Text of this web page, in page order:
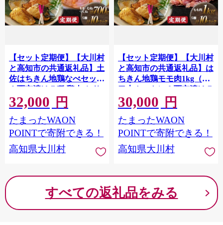
【セット定期便】【大川村
と高知市の共通返礼品】土
佐はちきん地鶏なべセット
＆西京漬け５種 鶏肉 とり
肉 肉 海鮮 魚介 真鯛 金目
鯛 鰤 鯖 銀鮭 海鮮 魚介 高
知県 大川村 F6R-115
32,000 円
たまったWAON
POINTで寄附できる！
高知県大川村
【セット定期便】【大川村
と高知市の共通返礼品】は
ちきん地鶏モモ肉1kg（一
口大カット）＆西京漬け５
種 地鶏 モモ肉 西京漬け 真
鯛 金目鯛 鰤 鯖 銀鮭 鶏肉
とり肉 肉 海鮮 魚介 高知県
大川村 F6R-113
30,000 円
たまったWAON
POINTで寄附できる！
高知県大川村
すべての返礼品をみる